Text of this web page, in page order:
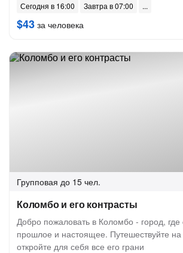
Сегодня в 16:00 Завтра в 07:00
$43 за человека
Групповая до 15 чел.
Коломбо и его контрасты
Добро пожаловать в Коломбо - город, где
прошлое и настоящее. Путешествуйте на
откройте для себя все его грани